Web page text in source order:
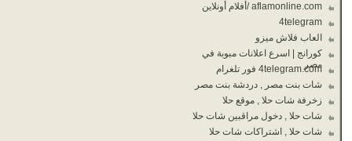
aflamonline.com /أفلام أونلاين
4telegram
العاب فلاش ميزو
كورانج | اسرع اعلانات مبوبة في
مصر
4telegram.com فور تلغرام
شات بنت مصر , دردشة بنت مصر
زخرفة شات حلا , موقع حلا
شات حلا , دخول مراقبين شات حلا
شات حلا , اشتراكات شات حلا